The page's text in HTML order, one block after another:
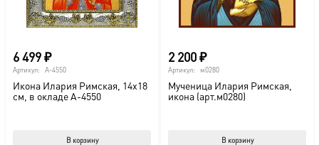
6 499₽
Артикул: A-4550
Икона Илария Римская, 14х18
см, в окладе A-4550
В корзину
2 200₽
Артикул: м0280
Мученица Илария Римская,
икона (арт.м0280)
В корзину